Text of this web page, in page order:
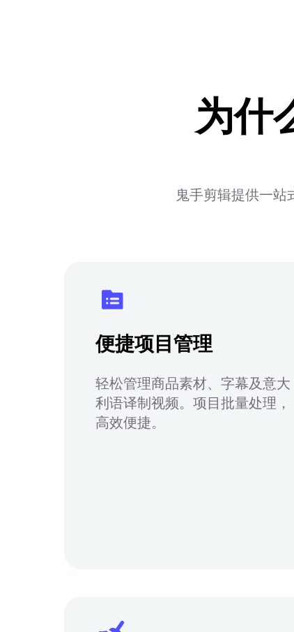
为什
鬼手剪辑提供一站
便捷项目管理
轻松管理商品素材、字幕及意大
利语译制视频。项目批量处理，
高效便捷。